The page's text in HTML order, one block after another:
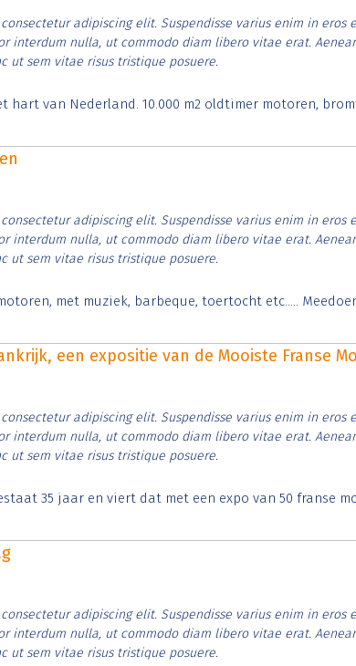
adipiscing elit. Suspendisse varius enim in eros
interdum nulla, ut commodo diam libero vitae erat.
ut sem vitae risus tristique posuere.
van Nederland. 10.000 m2 oldtimer motoren,
adipiscing elit. Suspendisse varius enim in eros
interdum nulla, ut commodo diam libero vitae erat.
ut sem vitae risus tristique posuere.
met muziek, barbeque, toertocht etc.....
een expositie van de Mooiste Franse
adipiscing elit. Suspendisse varius enim in eros
interdum nulla, ut commodo diam libero vitae erat.
ut sem vitae risus tristique posuere.
35 jaar en viert dat met een expo van 50 franse
adipiscing elit. Suspendisse varius enim in eros
interdum nulla, ut commodo diam libero vitae erat.
ut sem vitae risus tristique posuere.